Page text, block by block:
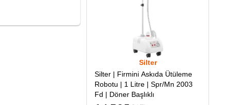
Silter
Silter | Firmini Askıda Ütüleme
Robotu | 1 Litre | Spr/Mn 2003
Fd | Döner Başlıklı